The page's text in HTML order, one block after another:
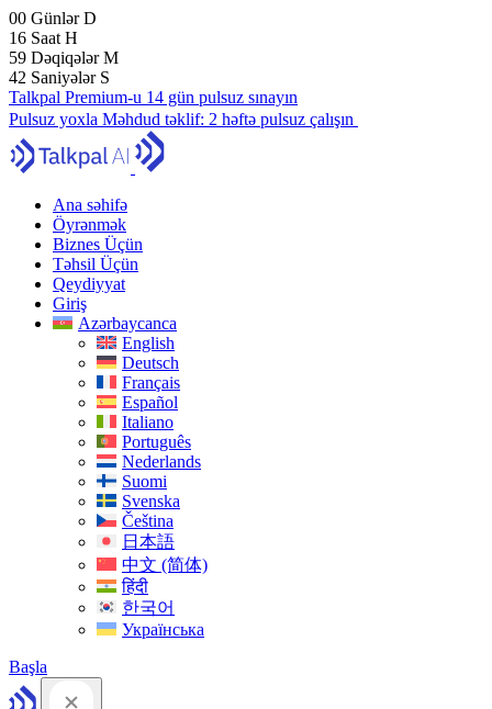
00 GünlərD
16 Saat H
59 DəqiqələrM
41 Saniyələr S
Talkpal Premium-u 14 gün pulsuz sınayın
Pulsuz yoxla Məhdud təklif: 2 həftə pulsuz çalışın
Ana səhifə
Öyrənmək
Biznes Üçün
Təhsil Üçün
Qeydiyyat
Giriş
Azərbaycanca
English
Deutsch
Français
Español
Italiano
Português
Nederlands
Suomi
Svenska
Čeština
日本語
中文 (简体)
हिंदी
한국어
Українська
Başla